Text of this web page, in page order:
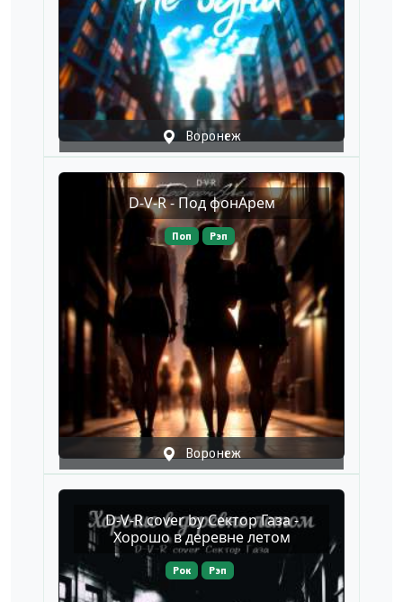
Воронеж
D-V-R - Под фонАрем
Поп Рэп
Воронеж
D-V-R cover by Сектор Газа -
Хорошо в деревне летом
Рок Рэп